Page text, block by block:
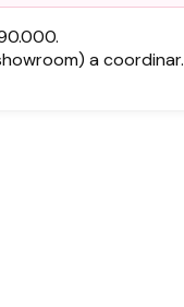
a coordinar.